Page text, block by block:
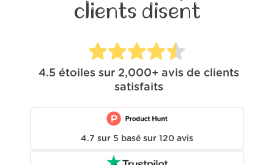
clients disent
4.5 étoiles sur 2,000+ avis de clients
satisfaits
4.7 sur 5 basé sur 120 avis